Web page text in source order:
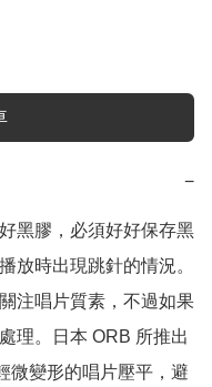
−
黑膠，必須好好保存黑
放時出現跳針的情況。
注唱片質素，不過如果
理。日本 ORB 所推出
微變形的唱片壓平，避